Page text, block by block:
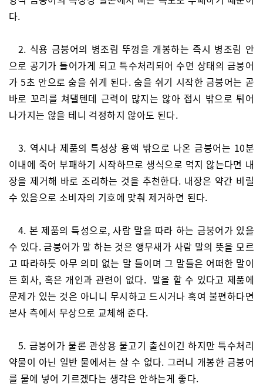
다.
2. 식용 금붕어의 병조림 뚜껑을 개봉하는 즉시 병조림 안
으로 공기가 들어가게 되고 특수처리되어 수면 상태의 금붕어
가 5초 안으로 숨을 쉬게 된다. 숨을 쉬기 시작한 금붕어는 곧
바로 꼬리를 쳐댈텐데 근력이 많지는 않아 접시 밖으로 튀어
나가지는 않을 테니 걱정하지 않아도 된다.
3. 역시나 제품의 특성상 용액 밖으로 나온 금붕어는 10분
이내에 죽어 부패하기 시작하므로 생식으로 먹지 않는다면 내
장을 제거해 바로 조리하는 것을 추천한다. 내장은 약간 비릴
수 있음으로 소비자의 기호에 맞춰 제거하면 된다.
4. 본 제품의 특성으로, 사람 말을 따라 하는 금붕어가 있을
수 있다. 금붕어가 말 하는 것은 앵무새가 사람 말의 뜻을 모르
고 따라하듯 아무 의미 없는 말 들이며 그 말들은 어떠한 말이
든 회사, 혹은 개인과 관련이 없다. 말을 할 수 있다고 제품에
문제가 있는 것은 아니니 무시하고 드시거나 혹여 불편하다면
본사 측에서 무상으로 교체해 준다.
5. 금붕어가 물론 관상용 물고기 출신이긴 하지만 특수처리
약물이 아닌 일반 물에서는 살 수 없다. 그러니 개봉한 금붕어
를 물에 넣어 기르겠다는 생각은 안하는게 좋다.